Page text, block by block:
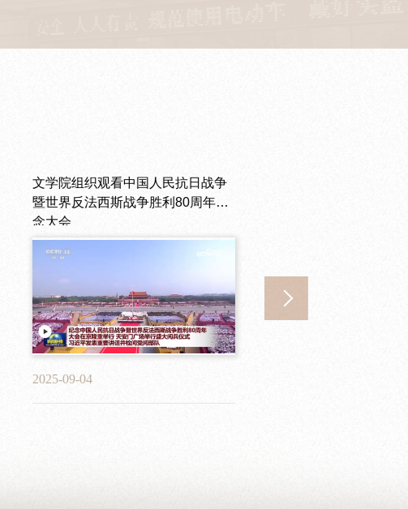
文学院组织观看中国人民抗日战争
暨世界反法西斯战争胜利80周年纪
念大会
2025-09-04
【2026届优秀毕业生风采展】高建
宇——日拱一卒，功不唐捐
2026-06-08